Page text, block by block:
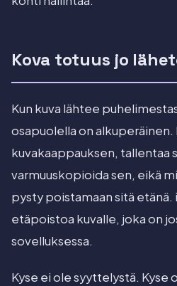
Kova totuus jo
Kun kuva lähtee
osapuolella on
kuvakaappauksen, tallentaa
varmuuskopioida sen, eikä
pysty poistamaan sitä etänä.
etäpoistoa kuvalle, joka on
sovelluksessa.
Kyse ei ole syyttelystä. Kyse